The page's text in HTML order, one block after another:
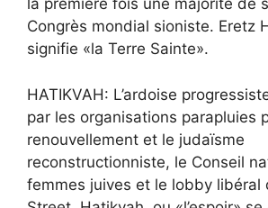
la première fois une majorité de
Congrès mondial sioniste. Eretz
signifie «la Terre Sainte».
HATIKVAH: L’ardoise
par les organisations parapluies
renouvellement et le judaïsme
reconstructionniste, le Conseil
femmes juives et le lobby libéral